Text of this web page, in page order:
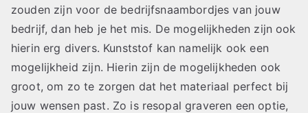
zouden zijn voor de bedrijfsnaambordjes van jouw
bedrijf, dan heb je het mis. De mogelijkheden zijn ook
hierin erg divers. Kunststof kan namelijk ook een
mogelijkheid zijn. Hierin zijn de mogelijkheden ook
groot, om zo te zorgen dat het materiaal perfect bij
jouw wensen past. Zo is resopal graveren een optie,